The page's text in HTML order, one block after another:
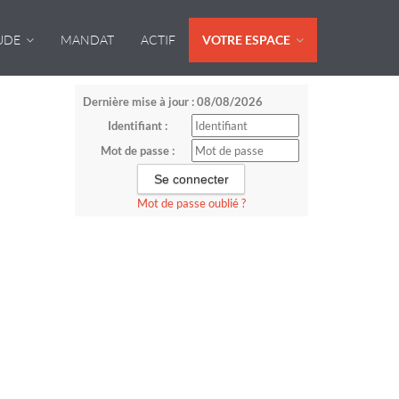
MANDAT ACTIF VOTRE ESPACE
Dernière mise à jour : 08/08/2026
Identifiant :
Mot de passe :
Mot de passe oublié ?